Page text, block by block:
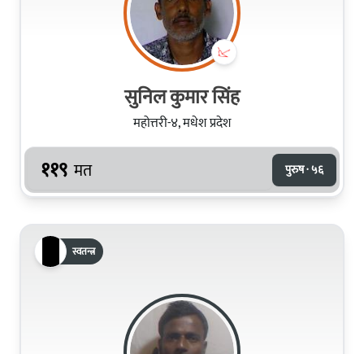
सुनिल कुमार सिंह
महोत्तरी-४, मधेश प्रदेश
११९ मत पुरुष · ५६
स्वतन्त्र